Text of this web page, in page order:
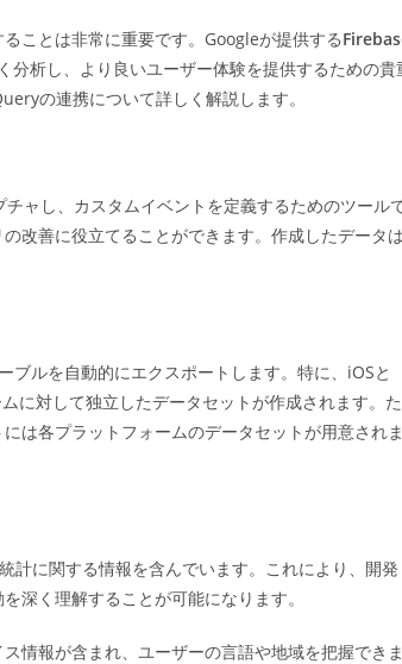
ことは非常に重要です。Googleが提供する
分析し、より良いユーザー体験を提供するための貴
の連携について詳しく解説します。
ャし、カスタムイベントを定義するためのツール
改善に役立てることができます。作成したデータ
ルを自動的にエクスポートします。特に、iOSと
に対して独立したデータセットが作成されます。た
は各プラットフォームのデータセットが用意され
に関する情報を含んでいます。これにより、開発
深く理解することが可能になります。
情報が含まれ、ユーザーの言語や地域を把握でき